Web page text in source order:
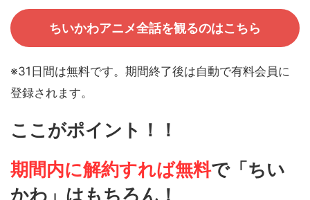
ちいかわアニメ全話を観るのはこちら
※31日間は無料です。期間終了後は自動で有料会員に
登録されます。
ここがポイント！！
期間内に解約すれば無料で「ちい
かわ」はもちろん！